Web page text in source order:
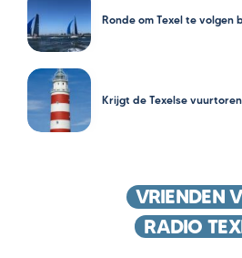
Ronde om Texel te volgen
Krijgt de Texelse
VRIENDEN
RADIO